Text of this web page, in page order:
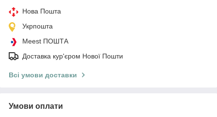
Нова Пошта
Укрпошта
Meest ПОШТА
Доставка кур'єром Нової Пошти
Всі умови доставки
Умови оплати